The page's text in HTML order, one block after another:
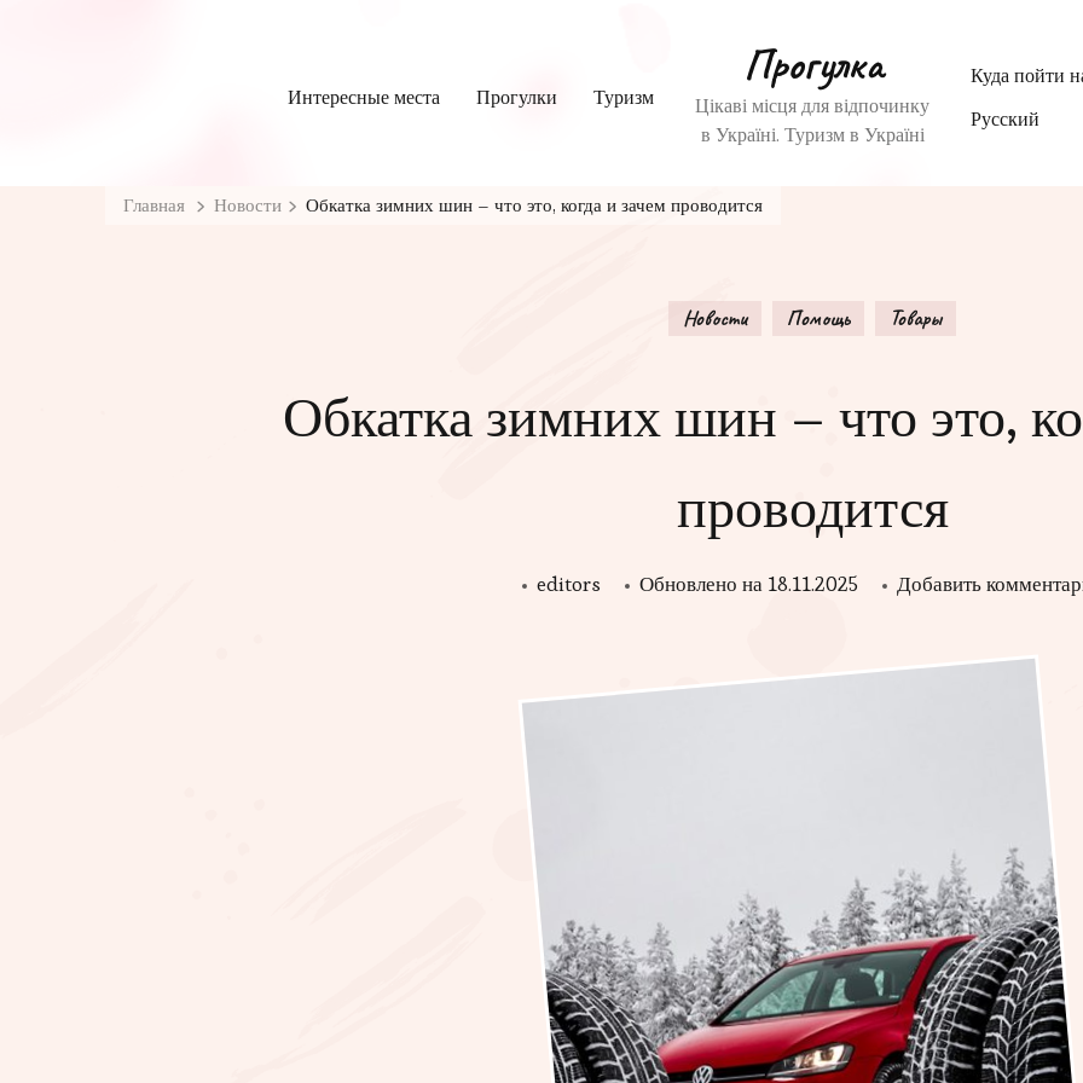
Интересные места Прогулки Туризм
Куда пойти
Русский
Прогулка
Цікаві місця для відпочинку
в Україні. Туризм в Україні
Главная Новости Обкатка зимних шин – что это, когда и зачем проводится
Новости Помощь Товары
Обкатка зимних шин – что это,
проводится
editors Обновлено на 18.11.2025 Добавить